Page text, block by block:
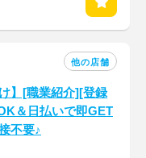
他の店舗
】[職業紹介][登録
＆日払いで即GET
不要♪